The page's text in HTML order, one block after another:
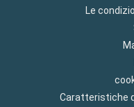
Le
Caratteristiche